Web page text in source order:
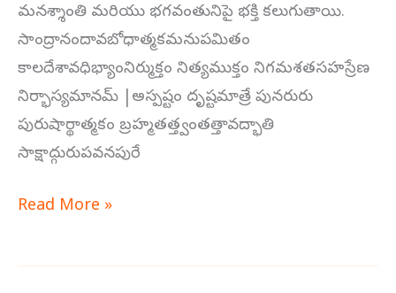
మనశ్శాంతి మరియు భగవంతునిపై భక్తి కలుగుతాయి.
సాంద్రానందావబోధాత్మకమనుపమితం
కాలదేశావధిభ్యాంనిర్ముక్తం నిత్యముక్తం నిగమశతసహస్రేణ
నిర్భాస్యమానమ్ |అస్పష్టం దృష్టమాత్రే పునరురు
పురుషార్థాత్మకం బ్రహ్మతత్త్వంతత్తావద్భాతి
సాక్షాద్గురుపవనపురే
Read More »